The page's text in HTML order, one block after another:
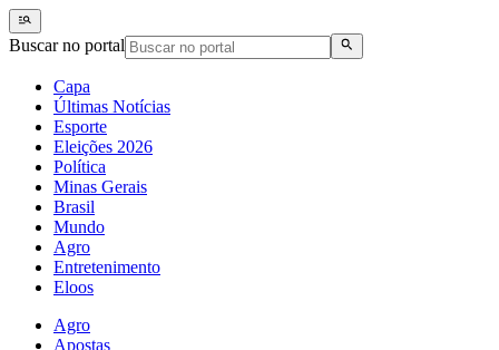
Buscar no portal
Capa
Últimas Notícias
Esporte
Eleições 2026
Política
Minas Gerais
Brasil
Mundo
Agro
Entretenimento
Eloos
Agro
Apostas